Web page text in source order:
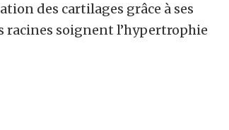
des cartilages grâce à ses
soignent l’hypertrophie